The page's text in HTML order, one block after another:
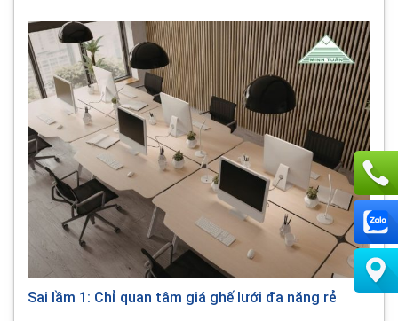
Sai lầm 1: Chỉ quan tâm giá ghế lưới đa năng rẻ